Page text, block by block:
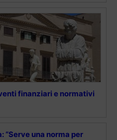
finanziari e normativi
“Serve una norma per